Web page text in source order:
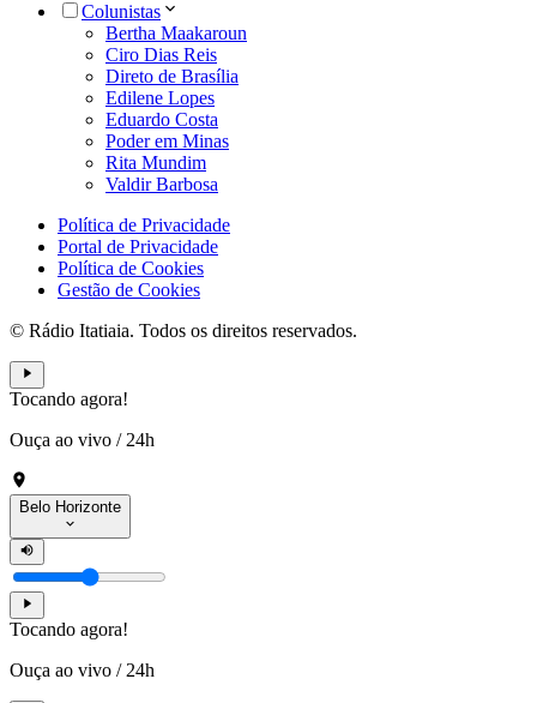
Colunistas
Bertha Maakaroun
Ciro Dias Reis
Direto de Brasília
Edilene Lopes
Eduardo Costa
Poder em Minas
Rita Mundim
Valdir Barbosa
Política de Privacidade
Portal de Privacidade
Política de Cookies
Gestão de Cookies
© Rádio Itatiaia. Todos os direitos reservados.
Tocando agora!
Ouça ao vivo / 24h
Belo Horizonte
Tocando agora!
Ouça ao vivo / 24h